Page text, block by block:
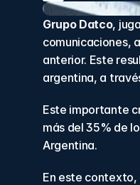
Grupo Datco,
comunicaciones,
anterior. Este
argentina, a
Este importante
más del 35% de
Argentina.
En este contexto,